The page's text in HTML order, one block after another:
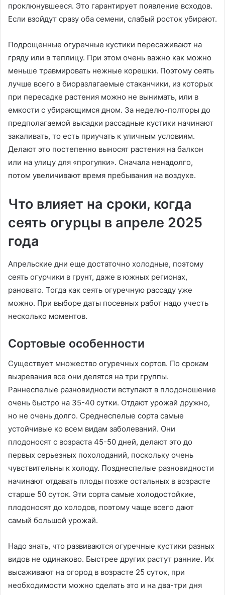
проклюнувшееся. Это гарантирует появление всходов.
Если взойдут сразу оба семени, слабый росток убирают.
Подрощенные огуречные кустики пересаживают на
гряду или в теплицу. При этом очень важно как можно
меньше травмировать нежные корешки. Поэтому сеять
лучше всего в биоразлагаемые стаканчики, из которых
при пересадке растения можно не вынимать, или в
емкости с убирающимся дном. За неделю-полторы до
предполагаемой высадки рассадные кустики начинают
закаливать, то есть приучать к уличным условиям.
Делают это постепенно выносят растения на балкон
или на улицу для «прогулки». Сначала ненадолго,
потом увеличивают время пребывания на воздухе.
Что влияет на сроки, когда
сеять огурцы в апреле 2025
года
Апрельские дни еще достаточно холодные, поэтому
сеять огурчики в грунт, даже в южных регионах,
рановато. Тогда как сеять огуречную рассаду уже
можно. При выборе даты посевных работ надо учесть
несколько моментов.
Сортовые особенности
Существует множество огуречных сортов. По срокам
вызревания все они делятся на три группы.
Раннеспелые разновидности вступают в плодоношение
очень быстро на 35-40 сутки. Отдают урожай дружно,
но не очень долго. Среднеспелые сорта самые
устойчивые ко всем видам заболеваний. Они
плодоносят с возраста 45-50 дней, делают это до
первых серьезных похолоданий, поскольку очень
чувствительны к холоду. Позднеспелые разновидности
начинают отдавать плоды позже остальных в возрасте
старше 50 суток. Эти сорта самые холодостойкие,
плодоносят до холодов, поэтому чаще всего дают
самый большой урожай.
Надо знать, что развиваются огуречные кустики разных
видов не одинаково. Быстрее других растут ранние. Их
высаживают на огород в возрасте 25 суток, при
необходимости можно сделать это и на два-три дня